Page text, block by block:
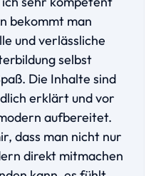
bekommt man
und verlässliche
selbst
Die Inhalte sind
erklärt und vor
aufbereitet.
dass man nicht nur
direkt mitmachen